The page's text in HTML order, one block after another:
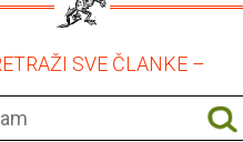
SVE ČLANKE –